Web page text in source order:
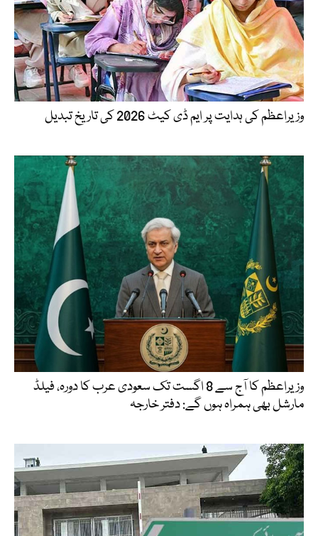
وزیراعظم کی ہدایت پر ایم ڈی کیٹ 2026 کی تاریخ تبدیل
وزیراعظم کا آج سے 8 اگست تک سعودی عرب کا دورہ، فیلڈ
مارشل بھی ہمراہ ہوں گے: دفتر خارجہ